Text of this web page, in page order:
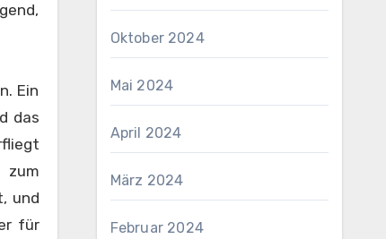
Ein
das
zum
und
für
Oktober 2024
Mai 2024
April 2024
März 2024
Februar 2024